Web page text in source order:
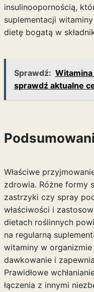
insulinoopornością,
suplementacji
dietę bogatą w
Sprawdź:
sprawdź aktualne
Właściwe
zdrowia. Różne formy
zastrzyki czy spray
właściwości i
dietach roślinnych
na regularną
witaminy w
dawkowanie i
Prawidłowe
łączenia z innymi